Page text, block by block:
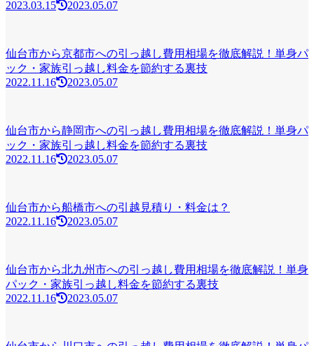
2023.03.15 2023.05.07
仙台市から京都市への引っ越し費用相場を徹底解説！単身パ
ック・家族引っ越し料金を節約する裏技
2022.11.16
2023.05.07
仙台市から静岡市への引っ越し費用相場を徹底解説！単身パ
ック・家族引っ越し料金を節約する裏技
2022.11.16
2023.05.07
仙台市から船橋市への引越見積り・料金は？
2022.11.16
2023.05.07
仙台市から北九州市への引っ越し費用相場を徹底解説！単身
パック・家族引っ越し料金を節約する裏技
2022.11.16
2023.05.07